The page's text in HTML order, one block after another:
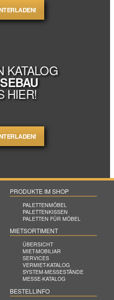
KATALOG
HIER!
PRODUKTE IM SHOP
PALETTENMÖBEL
PALETTENKISSEN
PALETTEN FÜR MÖBEL
MIETSORTIMENT
ÜBERSICHT
MIET-MOBILIAR
SERVICES
VERMIET-KATALOG
SYSTEM-MESSESTÄNDE
MESSE-KATALOG
BESTELLINFO